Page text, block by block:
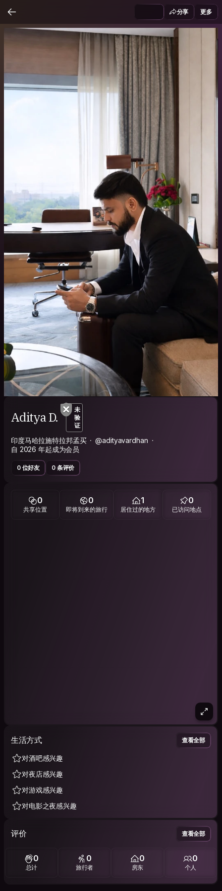
分享 更多
Aditya D.
未
验
证
印度马哈拉施特拉邦孟买
@adityavardhan
自 2026 年起成为会员
0 位好友 0 条评价
0
共享位置
0
即将到来的旅行
1
居住过的地方
0
已访问地点
生活方式 查看全部
对酒吧感兴趣
对夜店感兴趣
对游戏感兴趣
对电影之夜感兴趣
评价 查看全部
0
总计
0
旅行者
0
房东
0
个人